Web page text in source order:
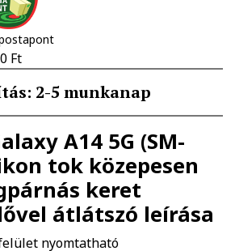
Ft
2-5 munkanap
A14 5G (SM-
tok közepesen
keret
átlátszó leírása
nyomtatható